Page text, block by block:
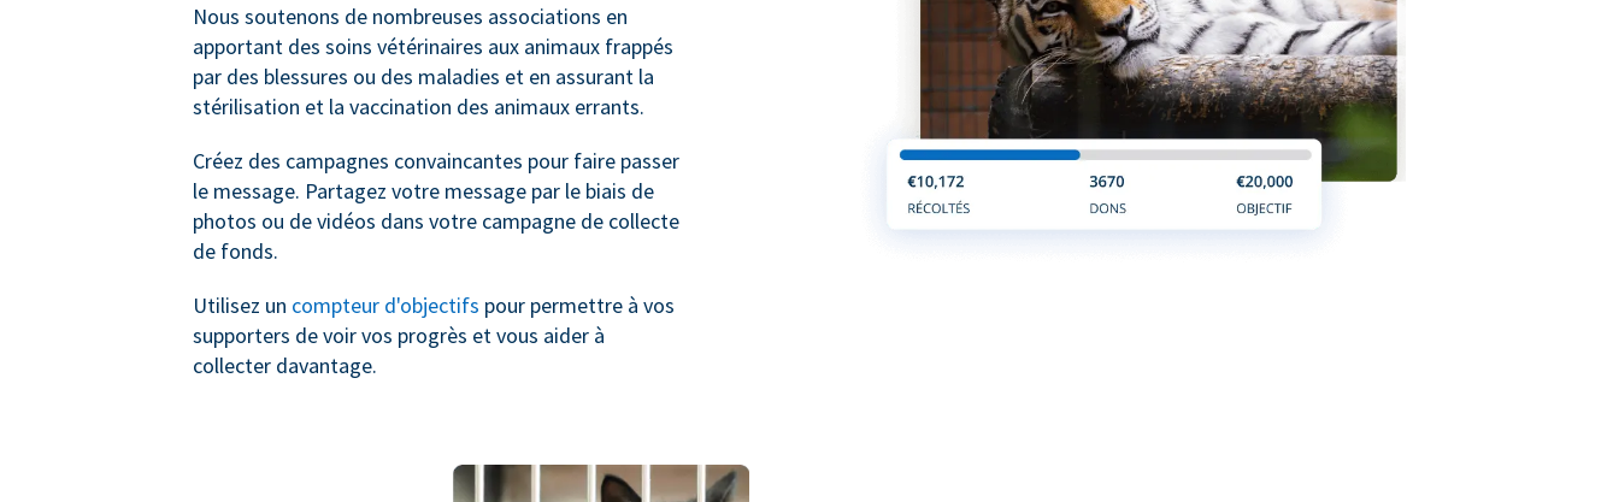
Nous soutenons de nombreuses associations en
apportant des soins vétérinaires aux animaux frappés
par des blessures ou des maladies et en assurant la
stérilisation et la vaccination des animaux errants.
Créez des campagnes convaincantes pour faire passer
le message. Partagez votre message par le biais de
photos ou de vidéos dans votre campagne de collecte
de fonds.
Utilisez un compteur d'objectifs pour permettre à vos
supporters de voir vos progrès et vous aider à
collecter davantage.